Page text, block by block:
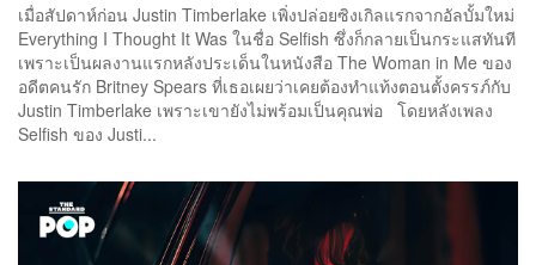
เมื่อสัปดาห์ก่อน Justin Timberlake เพิ่งปล่อยซิงเกิลแรกจากอัลบั้มใหม่
Everything I Thought It Was ในชื่อ Selfish ซึ่งก็กลายเป็นกระแสทันที
เพราะเป็นผลงานแรกหลังประเด็นในหนังสือ The Woman in Me ของ
อดีตคนรัก Britney Spears ที่เธอเผยว่าเคยต้องทำแท้งตอนตั้งครรภ์กับ
Justin Timberlake เพราะเขายังไม่พร้อมเป็นคุณพ่อ โดยหลังเพลง
Selfish ของ Justi...